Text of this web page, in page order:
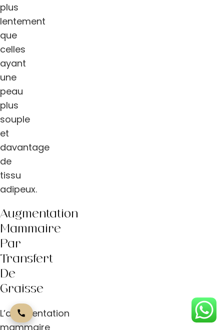
plus
lentement
que
celles
ayant
une
peau
plus
souple
et
davantage
de
tissu
adipeux.
Augmentation
Mammaire
Par
Transfert
De
Graisse
L’augmentation
mammaire